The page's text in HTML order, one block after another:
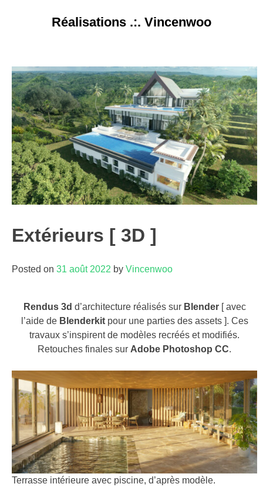
Réalisations .:. Vincenwoo
Extérieurs [ 3D ]
Posted on 31 août 2022 by Vincenwoo
Rendus 3d d’architecture réalisés sur Blender[ avec
l’aide de Blenderkitpour une parties des assets ]. Ces
travaux s’inspirent de modèles recréés et modifiés.
Retouches finales sur Adobe Photoshop CC.
Terrasse intérieure avec piscine, d’après modèle.